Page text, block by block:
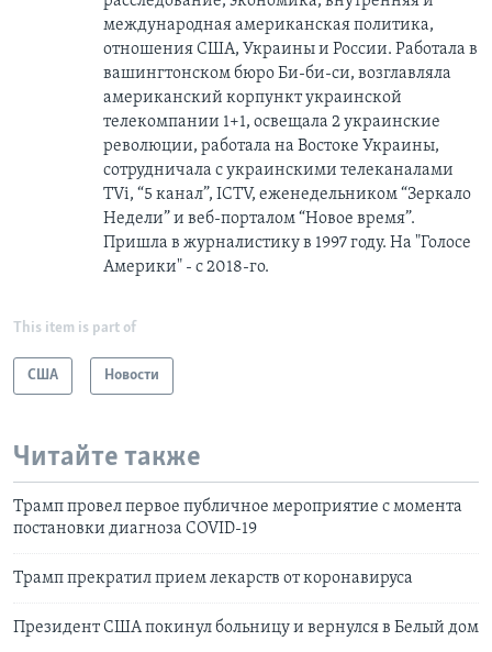
международная американская политика,
отношения США, Украины и России. Работала в
вашингтонском бюро Би-би-си, возглавляла
американский корпункт украинской
телекомпании 1+1, освещала 2 украинские
революции, работала на Востоке Украины,
сотрудничала с украинскими телеканалами
TVi, “5 канал”, ICTV, еженедельником “Зеркало
Недели” и веб-порталом “Новое время”.
Пришла в журналистику в 1997 году. На "Голосе
Америки" - с 2018-го.
This item is part of
США Новости
Читайте также
Трамп провел первое публичное мероприятие с момента
постановки диагноза COVID-19
Трамп прекратил прием лекарств от коронавируса
Президент США покинул больницу и вернулся в Белый дом